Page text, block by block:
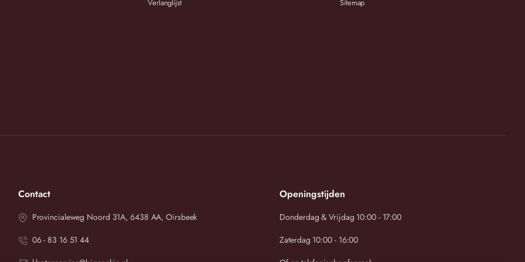
of draag het met een witte broek en sandalen voor een frisse zomerse outfit.
cm
Verlanglijst
Sitemap
Contact
Provincialeweg Noord 31A, 6438 AA, Oirsbeek
06 - 83 16 51 44
Openingstijden
Donderdag & Vrijdag 10:00 - 17:00
Zaterdag 10:00 - 16:00